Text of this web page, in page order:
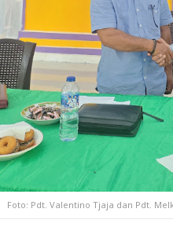
Foto: Pdt. Valentino Tjaja dan Pdt.